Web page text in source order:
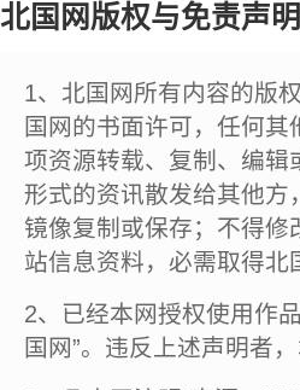
北国网版权与免责声明
1、北国网所有内容的版
国网的书面许可，任何
项资源转载、复制、编辑
形式的资讯散发给其他方
镜像复制或保存；不得修
站信息资料，必需取得
2、已经本网授权使用作
国网”。违反上述声明者